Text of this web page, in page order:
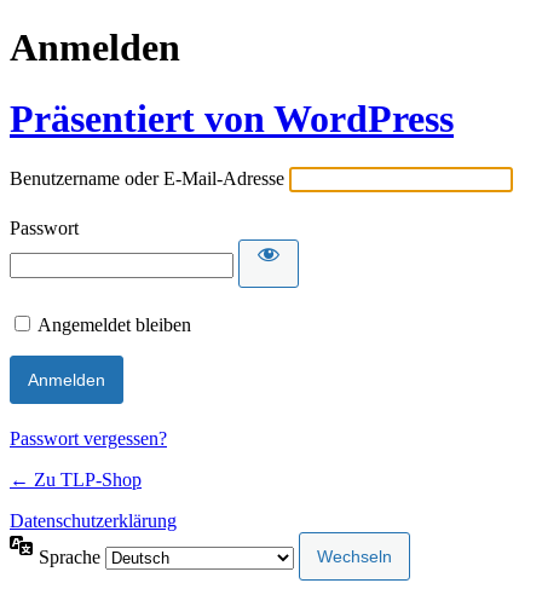
Anmelden
Präsentiert von WordPress
Benutzername oder E-Mail-Adresse
Passwort
Angemeldet bleiben
Passwort vergessen?
← Zu TLP-Shop
Datenschutzerklärung
Sprache